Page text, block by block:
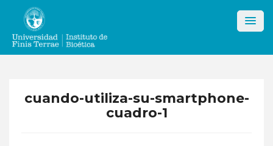
content
cuando-utiliza-su-smartphone-
cuadro-1